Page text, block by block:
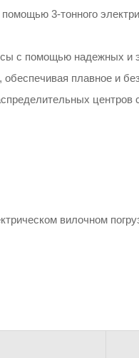
3-тонного
с помощью надежных
плавное и
центров
вилочном